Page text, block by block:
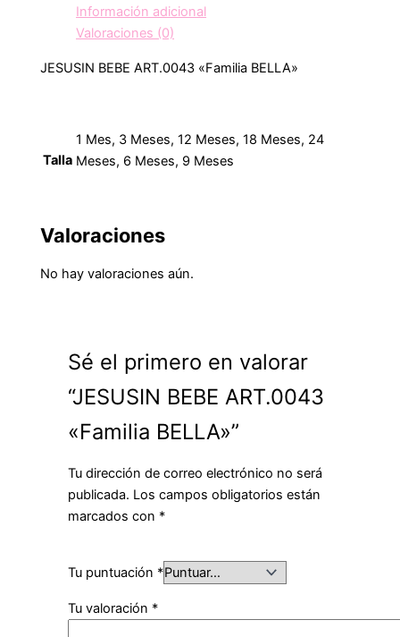
Información adicional
Valoraciones (0)
JESUSIN BEBE ART.0043 «Familia BELLA»
Talla
1 Mes, 3 Meses, 12 Meses, 18 Meses, 24
Meses, 6 Meses, 9 Meses
Valoraciones
No hay valoraciones aún.
Sé el primero en valorar
“JESUSIN BEBE ART.0043
«Familia BELLA»”
Tu dirección de correo electrónico no será
publicada. Los campos obligatorios están
marcados con *
Tu puntuación *
Tu valoración *